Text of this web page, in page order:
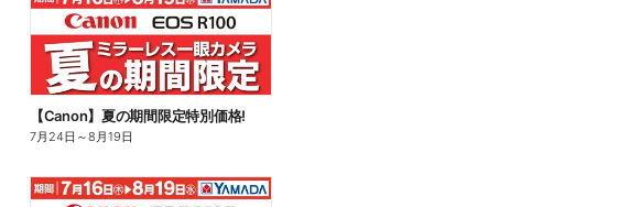
【Canon】夏の期間限定特別価格!
7月24日 ～8月19日